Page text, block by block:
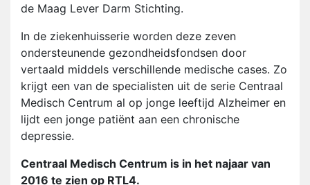
de Maag Lever Darm Stichting.
In de ziekenhuisserie worden deze zeven
ondersteunende gezondheidsfondsen door
vertaald middels verschillende medische cases. Zo
krijgt een van de specialisten uit de serie Centraal
Medisch Centrum al op jonge leeftijd Alzheimer en
lijdt een jonge patiënt aan een chronische
depressie.
Centraal Medisch Centrum is in het najaar van
2016 te zien op RTL4.